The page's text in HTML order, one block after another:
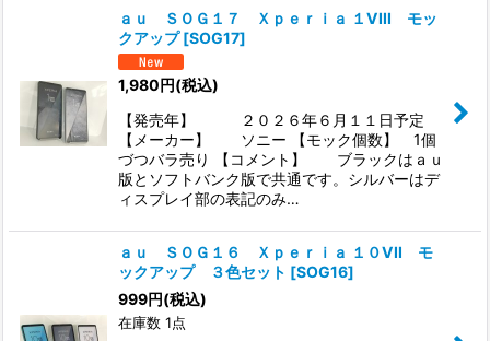
絞り込む
ａｕ ＳＯＧ１７ Ｘｐｅｒｉａ １VIII モッ
クアップ [SOG17]
1,980円(税込)
【発売年】 ２０２６年６月１１日予定
【メーカー】 ソニー 【モック個数】 1個
づつバラ売り 【コメント】 ブラックはａｕ
版とソフトバンク版で共通です。シルバーはデ
ィスプレイ部の表記のみ…
ａｕ ＳＯＧ１６ Ｘｐｅｒｉａ １０VII モ
ックアップ ３色セット [SOG16]
999円(税込)
在庫数 1点